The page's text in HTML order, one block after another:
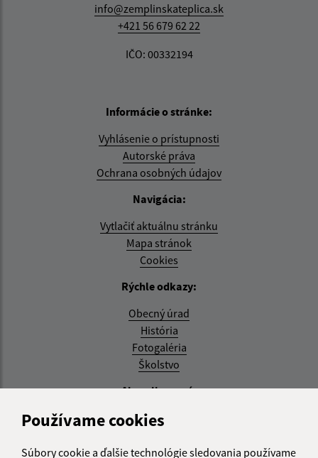
Používame cookies
Súbory cookie a ďalšie technológie sledovania používame
info@zemplinskateplica.sk
+421 56 679 62 22
IČO: 00332194
Informácie o stránke:
Vyhlásenie o prístupnosti
Autorské práva
Ochrana osobných údajov
Navigácia:
Vytlačiť aktuálnu stránku
Mapa stránok
Cookies
Rýchle odkazy:
Obecný úrad
História
Fotogaléria
Školstvo
Aktualizované:
04.08.2026 11:27 hod.
RSS